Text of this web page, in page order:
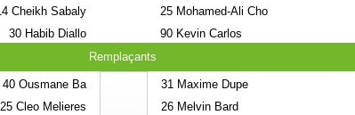
Cheikh Sabaly
30Habib Diallo
25Mohamed-Ali Cho
90Kevin Carlos
Remplaçants
40Ousmane Ba
25Cleo Melieres
31Maxime Dupe
26Melvin Bard